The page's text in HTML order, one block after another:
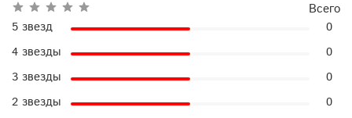
Всего
5 звезд
0
4 звезды
0
3 звезды
0
2 звезды
0